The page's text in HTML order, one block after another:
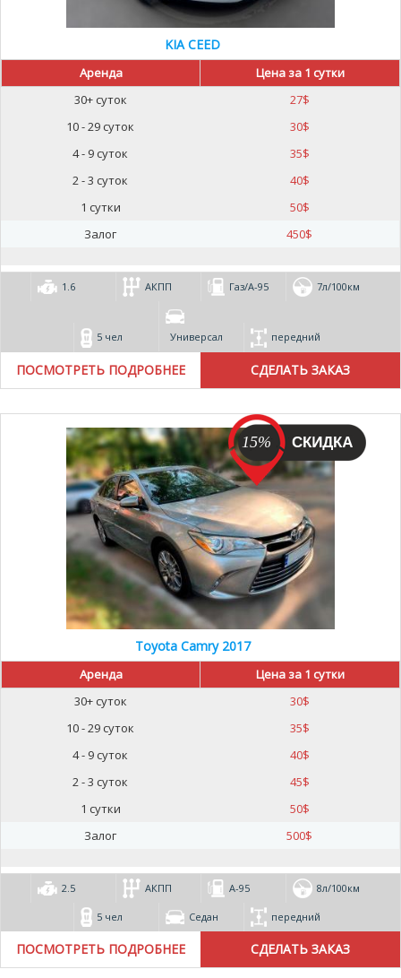
KIA CEED
Аренда
Цена за 1 сутки
30+ суток
27$
10 - 29 суток
30$
4 - 9 суток
35$
2 - 3 суток
40$
1 сутки
50$
Залог
450$
1.6 АКПП Газ/А-95 7л/100км
5 чел Универсал передний
ПОСМОТРЕТЬ ПОДРОБНЕЕ
15%
Toyota Camry 2017
Аренда
Цена за 1 сутки
30+ суток
30$
10 - 29 суток
35$
4 - 9 суток
40$
2 - 3 суток
45$
1 сутки
50$
Залог
500$
2.5 АКПП А-95 8л/100км
5 чел Седан передний
ПОСМОТРЕТЬ ПОДРОБНЕЕ